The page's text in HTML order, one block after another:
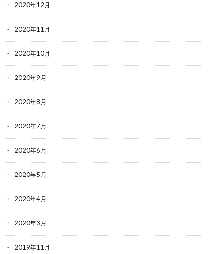
2020年12月
2020年11月
2020年10月
2020年9月
2020年8月
2020年7月
2020年6月
2020年5月
2020年4月
2020年3月
2019年11月